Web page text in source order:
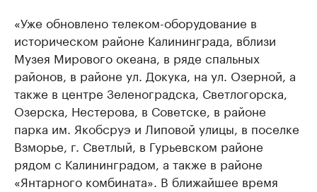
«Уже обновлено телеком-оборудование в
историческом районе Калининграда, вблизи
Музея Мирового океана, в ряде спальных
районов, в районе ул. Докука, на ул. Озерной, а
также в центре Зеленоградска, Светлогорска,
Озерска, Нестерова, в Советске, в районе
парка им. Якобсруэ и Липовой улицы, в поселке
Взморье, г. Светлый, в Гурьевском районе
рядом с Калининградом, а также в районе
«Янтарного комбината». В ближайшее время